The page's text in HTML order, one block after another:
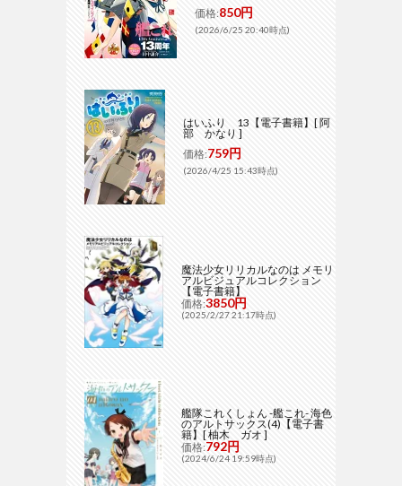
価格:850円
(2026/6/25 20:40時点)
はいふり 13【電子書籍】[ 阿
部 かなり ]
価格:759円
(2026/4/25 15:43時点)
魔法少女リリカルなのは メモリ
アルビジュアルコレクション
【電子書籍】
価格:3850円
(2025/2/27 21:17時点)
艦隊これくしょん -艦これ- 海色
のアルトサックス(4)【電子書
籍】[ 柚木 ガオ ]
価格:792円
(2024/6/24 19:59時点)